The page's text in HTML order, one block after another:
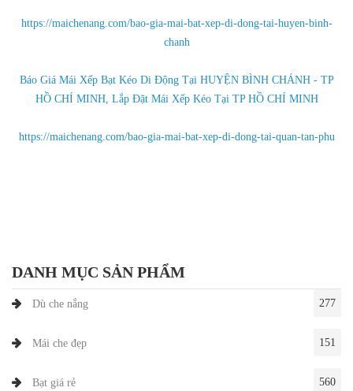
https://maichenang.com/bao-gia-mai-bat-xep-di-dong-tai-huyen-binh-
chanh
Báo Giá Mái Xếp Bạt Kéo Di Động Tại HUYỆN BÌNH CHÁNH - TP
HỒ CHÍ MINH, Lắp Đặt Mái Xếp Kéo Tại TP HỒ CHÍ MINH
https://maichenang.com/bao-gia-mai-bat-xep-di-dong-tai-quan-tan-phu
DANH MỤC SẢN PHẨM
Dù che nắng 277
Mái che đẹp 151
Bạt giá rẻ 560